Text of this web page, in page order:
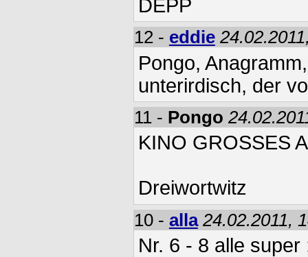
DEPP
12 - eddie
Pongo,
unterirdisch, der
11 - Pongo
KINO GROSSES
Dreiwortwitz
10 - alla 24.02.2011,
Nr. 6 - 8 alle super